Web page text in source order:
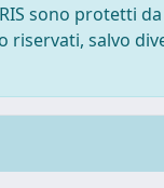
sono protetti
riservati, salvo